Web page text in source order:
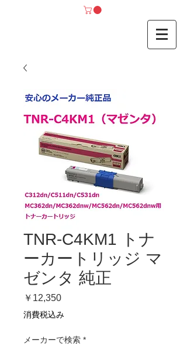
TNR-C4KM1 トナ
ーカートリッジ マ
ゼンタ 純正
￥12,350価
格
消費税込み
メーカーで検索 *